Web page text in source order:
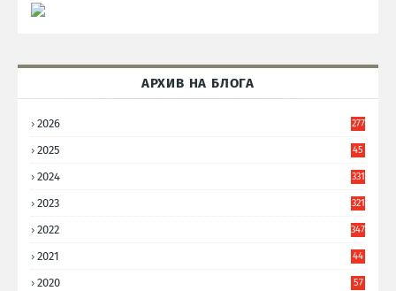
АРХИВ НА БЛОГА
2026 277
2025
45
2024 331
2023 321
2022 347
2021
44
2020
57